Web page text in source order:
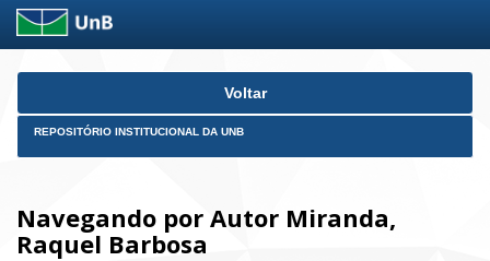
Skip
Voltar
REPOSITÓRIO INSTITUCIONAL DA UNB
Navegando por Autor Miranda,
Raquel Barbosa